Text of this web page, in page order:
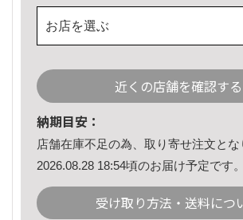
お店を選ぶ
近くの店舗を確認する
納期目安：
店舗在庫不足の為、取り寄せ注文とな
2026.08.28 18:54頃のお届け予定です。
受け取り方法・送料につ